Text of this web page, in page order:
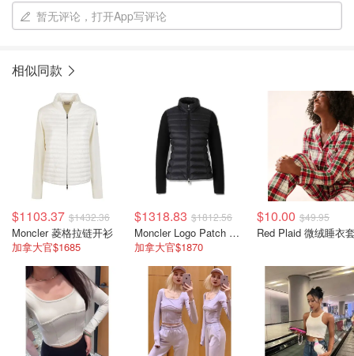
暂无评论，打开App写评论
相似同款
$1103.37 $1432.36
Moncler 菱格拉链开衫
加拿大官$1685
$1318.83 $1812.56
Moncler Logo Patch 拉链拼接开衫
加拿大官$1870
$10.00 $49.95
Red Plaid 微绒睡衣